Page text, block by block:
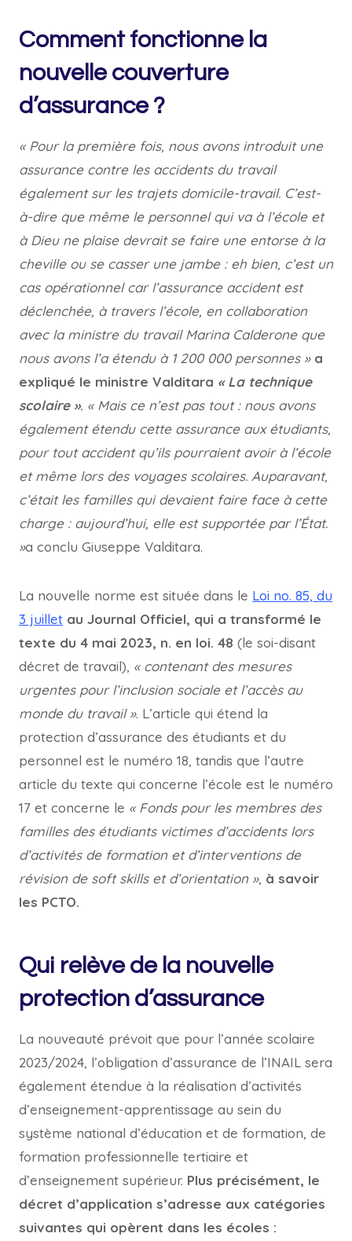
Comment fonctionne la
nouvelle couverture
d’assurance ?
« Pour la première fois, nous avons introduit une
assurance contre les accidents du travail
également sur les trajets domicile-travail. C’est-
à-dire que même le personnel qui va à l’école et
à Dieu ne plaise devrait se faire une entorse à la
cheville ou se casser une jambe : eh bien, c’est un
cas opérationnel car l’assurance accident est
déclenchée, à travers l’école, en collaboration
avec la ministre du travail Marina Calderone que
nous avons l’a étendu à 1 200 000 personnes » a
expliqué le ministre Valditara « La technique
scolaire ». « Mais ce n’est pas tout : nous avons
également étendu cette assurance aux étudiants,
pour tout accident qu’ils pourraient avoir à l’école
et même lors des voyages scolaires. Auparavant,
c’était les familles qui devaient faire face à cette
charge : aujourd’hui, elle est supportée par l’État.
»a conclu Giuseppe Valditara.
La nouvelle norme est située dans le Loi no. 85, du
3 juillet au Journal Officiel, qui a transformé le
texte du 4 mai 2023, n. en loi. 48 (le soi-disant
décret de travail), « contenant des mesures
urgentes pour l’inclusion sociale et l’accès au
monde du travail ». L’article qui étend la
protection d’assurance des étudiants et du
personnel est le numéro 18, tandis que l’autre
article du texte qui concerne l’école est le numéro
17 et concerne le « Fonds pour les membres des
familles des étudiants victimes d’accidents lors
d’activités de formation et d’interventions de
révision de soft skills et d’orientation », à savoir
les PCTO.
Qui relève de la nouvelle
protection d’assurance
La nouveauté prévoit que pour l’année scolaire
2023/2024, l’obligation d’assurance de l’INAIL sera
également étendue à la réalisation d’activités
d’enseignement-apprentissage au sein du
système national d’éducation et de formation, de
formation professionnelle tertiaire et
d’enseignement supérieur. Plus précisément, le
décret d’application s’adresse aux catégories
suivantes qui opèrent dans les écoles :